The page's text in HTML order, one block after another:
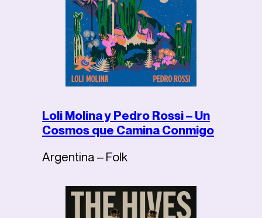
Loli Molina y Pedro Rossi – Un
Cosmos que Camina Conmigo
Argentina – Folk